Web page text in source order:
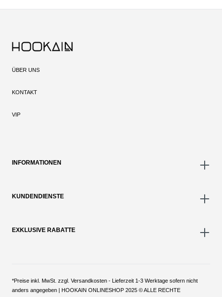
ÜBER UNS
KONTAKT
VIP
INFORMATIONEN
KUNDENDIENSTE
EXKLUSIVE RABATTE
*Preise inkl. MwSt. zzgl. Versandkosten - Lieferzeit 1-3 Werktage sofern nicht
anders angegeben | HOOKAIN ONLINESHOP 2025 © ALLE RECHTE